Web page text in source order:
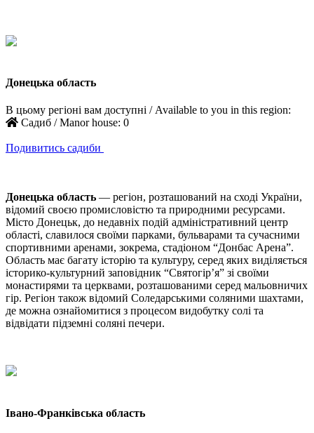
Донецька область
В цьому регіоні вам доступні / Available to you in this region:
Садиб / Manor house: 0
Подивитись садиби
Донецька область — регіон, розташований на сході України,
відомий своєю промисловістю та природними ресурсами.
Місто Донецьк, до недавніх подій адміністративний центр
області, славилося своїми парками, бульварами та сучасними
спортивними аренами, зокрема, стадіоном “Донбас Арена”.
Область має багату історію та культуру, серед яких виділяється
історико-культурний заповідник “Святогір’я” зі своїми
монастирями та церквами, розташованими серед мальовничих
гір. Регіон також відомий Соледарськими соляними шахтами,
де можна ознайомитися з процесом видобутку солі та
відвідати підземні соляні печери.
Івано-Франківська область